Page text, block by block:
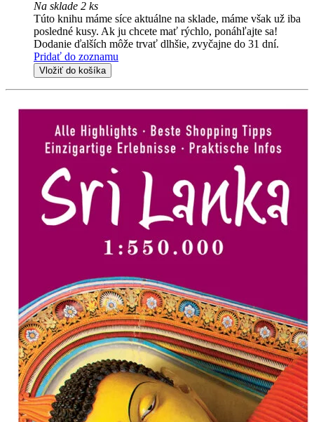
Na sklade 2 ks
Túto knihu máme síce aktuálne na sklade, máme však už iba
posledné kusy. Ak ju chcete mať rýchlo, ponáhľajte sa!
Dodanie ďalších môže trvať dlhšie, zvyčajne do 31 dní.
Pridať do zoznamu
Vložiť do košíka